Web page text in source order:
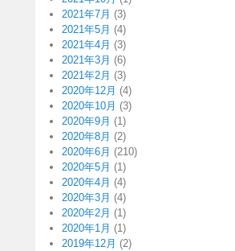
2021年7月 (3)
2021年5月 (4)
2021年4月 (3)
2021年3月 (6)
2021年2月 (3)
2020年12月 (4)
2020年10月 (3)
2020年9月 (1)
2020年8月 (2)
2020年6月 (210)
2020年5月 (1)
2020年4月 (4)
2020年3月 (4)
2020年2月 (1)
2020年1月 (1)
2019年12月 (2)